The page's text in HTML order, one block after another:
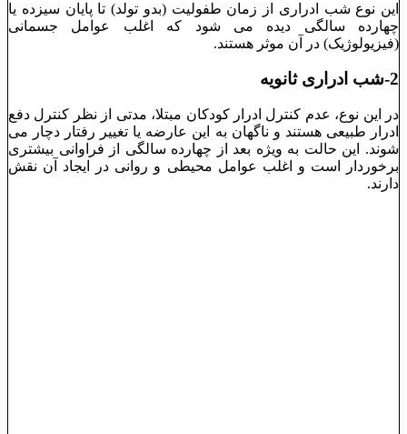
این نوع شب ادراری از زمان طفولیت (بدو تولد) تا پایان سیزده یا
چهارده سالگی دیده می شود که اغلب عوامل جسمانی
(فیزیولوژیک) در آن موثر هستند.
2-شب ادراری ثانویه
در این نوع، عدم کنترل ادرار کودکان مبتلا، مدتی از نظر کنترل دفع
ادرار طبیعی هستند و ناگهان به این عارضه یا تغییر رفتار دچار می
شوند. این حالت به ویژه بعد از چهارده سالگی از فراوانی بیشتری
برخوردار است و اغلب عوامل محیطی و روانی در ایجاد آن نقش
دارند.